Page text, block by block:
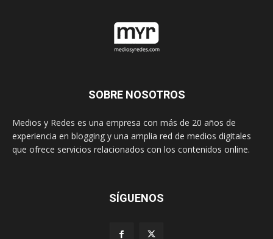
SOBRE NOSOTROS
Medios y Redes es una empresa con más de 20 años de
experiencia en blogging y una amplia red de medios digitales
que ofrece servicios relacionados con los contenidos online.
SÍGUENOS